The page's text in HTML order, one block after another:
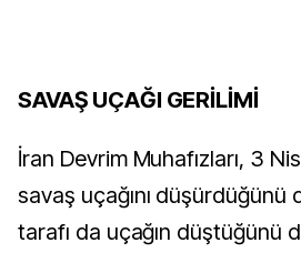
SAVAŞ UÇAĞI GERİLİMİ
İran Devrim Muhafızları, 3
savaş uçağını düşürdüğünü
tarafı da uçağın düştüğünü